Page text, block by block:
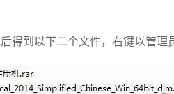
得到以下二个文件，右键以管理